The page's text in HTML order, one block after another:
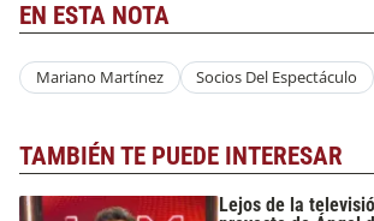
EN ESTA NOTA
Mariano Martínez Socios Del Espectáculo
TAMBIÉN TE PUEDE INTERESAR
Lejos de la